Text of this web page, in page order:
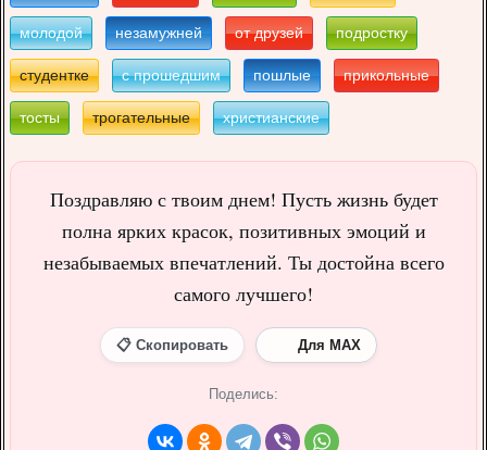
молодой незамужней от друзей подростку
студентке с прошедшим пошлые прикольные
тосты трогательные христианские
Поздравляю с твоим днем! Пусть жизнь будет
полна ярких красок, позитивных эмоций и
незабываемых впечатлений. Ты достойна всего
самого лучшего!
📋 Скопировать Для MAX
Поделись: